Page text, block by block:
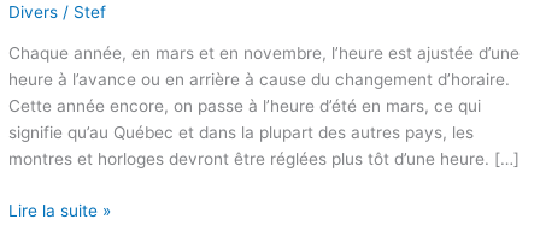
Divers / Stef
Chaque année, en mars et en novembre, l’heure est ajustée d’une
heure à l’avance ou en arrière à cause du changement d’horaire.
Cette année encore, on passe à l’heure d’été en mars, ce qui
signifie qu’au Québec et dans la plupart des autres pays, les
montres et horloges devront être réglées plus tôt d’une heure. […]
Lire la suite »